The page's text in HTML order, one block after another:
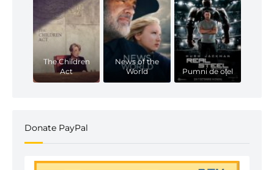
The Children
Act
News of the
World
Pumni de oțel
Donate PayPal